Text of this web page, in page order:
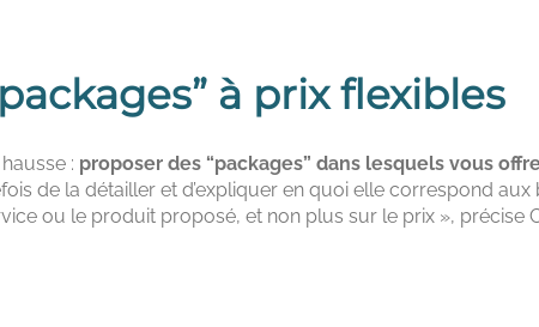
à prix flexibles
: proposer des “packages” dans lesquels vous
de la détailler et d’expliquer en quoi elle correspond
ou le produit proposé, et non plus sur le prix », précise